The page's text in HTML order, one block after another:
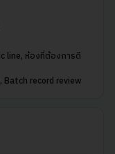
line, ห้องที่ต้องการดี
record review